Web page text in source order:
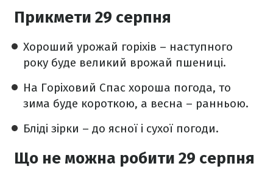
Прикмети 29 серпня
Хороший урожай горіхів – наступного
року буде великий врожай пшениці.
На Горіховий Спас хороша погода, то
зима буде короткою, а весна – ранньою.
Бліді зірки – до ясної і сухої погоди.
Що не можна робити 29 серпня